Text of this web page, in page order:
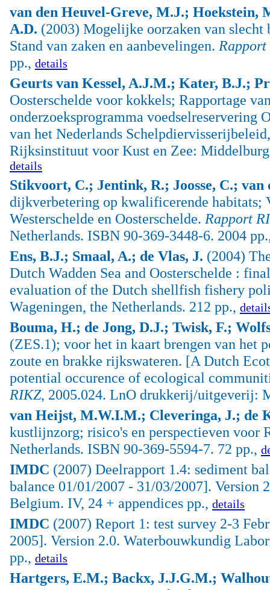
van den Heuvel-Greve, M.J.; Hoekstein,
A.D. (2003) Mogelijke oorzaken van
Stand van zaken en aanbevelingen.
pp., details
Geurts van Kessel, A.J.M.; Kater, B.J.;
Oosterschelde voor kokkels; Rapportage
onderzoeksprogramma voedselreservering
van het Nederlands
Rijksinstituut voor Kust en Zee:
details
Stikvoort, C.; Jentink, R.; Joosse, C.;
dijkverbetering op kwalificerende habitats;
Westerschelde en Oosterschelde. Rapport
Netherlands. ISBN 90-369-3448-6. 2004
Ens, B.J.; Smaal, A.; de Vlas, J. (2004)
Dutch Wadden Sea and Oosterschelde :
evaluation of the Dutch shellfish fishery
Wageningen, the Netherlands. 212 pp.,
Bouma, H.; de Jong, D.J.; Twisk, F.;
(ZES.1); voor het in kaart brengen van het
zoute en brakke rijkswateren. [A Dutch
potential occurence of ecological
RIKZ, 2005.024. LnO drukkerij/uitgeverij:
van Heijst, M.W.I.M.; Cleveringa, J.; de
kustlijnzorg; risico's en perspectieven voor
Netherlands. ISBN 90-369-5594-7. 72 pp.,
IMDC (2007) Deelrapport 1.4: sediment
balance 01/01/2007 - 31/03/2007].
Belgium. IV, 24 + appendices pp., details
IMDC (2007) Report 1: test survey 2-3
2005]. Version 2.0. Waterbouwkundig
pp., details
Hartgers, E.M.; Backx, J.J.G.M.;